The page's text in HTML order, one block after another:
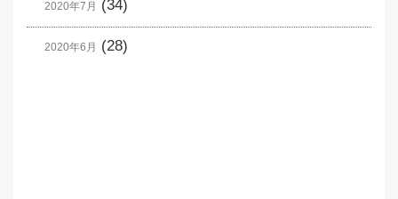
2020年7月 (34)
2020年6月 (28)